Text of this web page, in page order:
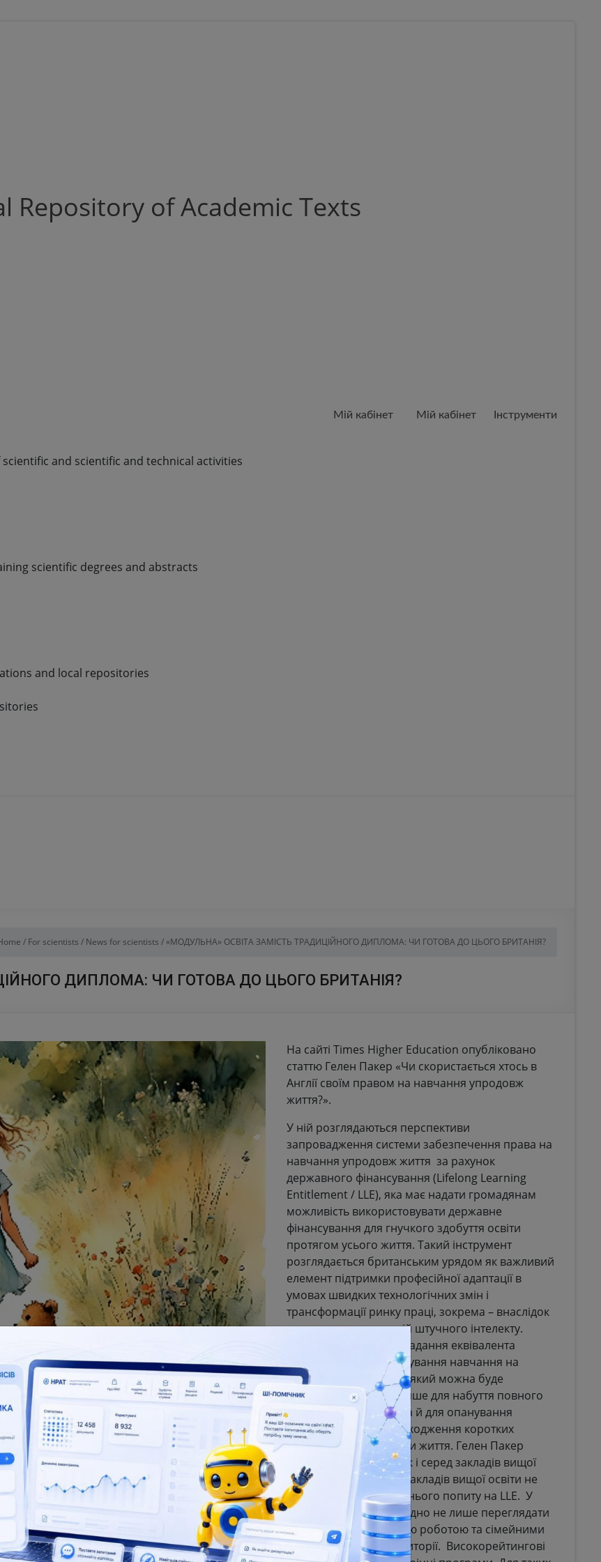
Repository of Academic Texts
Мій кабінет Мій кабінет Інструменти
and scientific and technical activities
scientific degrees and abstracts
and local repositories
/ For scientists / News for scientists /«МОДУЛЬНА» ОСВІТА ЗАМІСТЬ ТРАДИЦІЙНОГО ДИПЛОМА: ЧИ ГОТОВА ДО ЦЬОГО БРИТАНІЯ?
ДИПЛОМА: ЧИ ГОТОВА ДО ЦЬОГО БРИТАНІЯ?
На сайті Times Higher Education опубліковано
статтю Гелен Пакер «Чи скористається хтось в
Англії своїм правом на навчання упродовж
життя?».
У ній розглядаються перспективи
запровадження системи забезпечення права на
навчання упродовж життя за рахунок
державного фінансування (Lifelong Learning
Entitlement / LLE), яка має надати громадянам
можливість використовувати державне
фінансування для гнучкого здобуття освіти
протягом усього життя. Такий інструмент
розглядається британським урядом як важливий
елемент підтримки професійної адаптації в
умовах швидких технологічних змін і
трансформації ринку праці, зокрема – внаслідок
поширення технологій штучного інтелекту.
Система передбачає надання еквівалента
чотирьох років фінансування навчання на
бакалаврському рівні, який можна буде
використовувати не лише для набуття повного
ступеня вищої освіти, а й для опанування
окремих модулів і проходження коротких
програм у різні періоди життя. Гелен Пакер
неї наразі залишається обмеженим як серед потенційних студентів, так і серед закладів вищої
якими лише 12 % населення знають про існування LLE. Водночас багато закладів вищої освіти не
навчання через фінансову нестабільність і невизначеність щодо майбутнього попиту на LLE. У
з переходом до модульної системи освіти, оскільки університетам необхідно не лише переглядати
організації навчання для дорослих, які поєднують освіту з основною роботою та сімейними
формат денного навчання не відповідає потребам такої аудиторії. Високорейтингові